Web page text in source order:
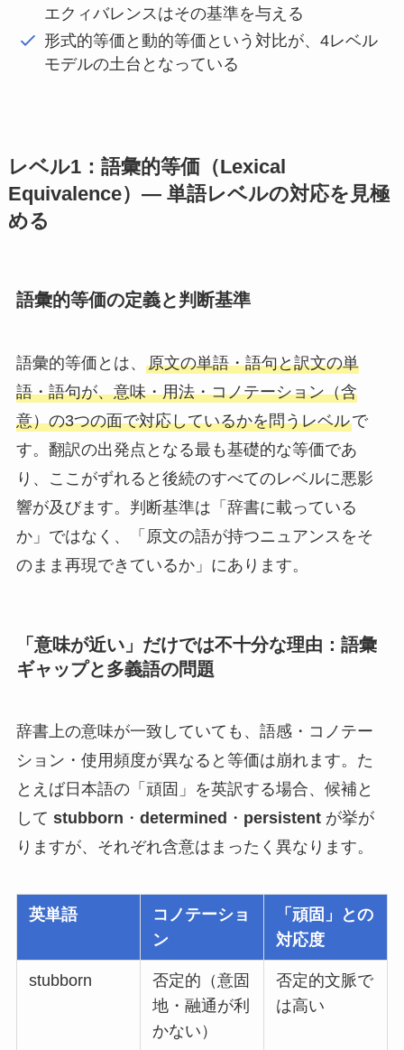
エクィバレンスはその基準を与える
形式的等価と動的等価という対比が、4レベル
モデルの土台となっている
レベル1：語彙的等価（Lexical
Equivalence）― 単語レベルの対応を見極
める
語彙的等価の定義と判断基準
語彙的等価とは、 原文の単語・語句と訳文の単
語・語句が、意味・用法・コノテーション（含
意）の3つの面で対応しているかを問うレベルで
す。翻訳の出発点となる最も基礎的な等価であ
り、ここがずれると後続のすべてのレベルに悪影
響が及びます。判断基準は「辞書に載っている
か」ではなく、「原文の語が持つニュアンスをそ
のまま再現できているか」にあります。
「意味が近い」だけでは不十分な理由：語彙
ギャップと多義語の問題
辞書上の意味が一致していても、語感・コノテー
ション・使用頻度が異なると等価は崩れます。た
とえば日本語の「頑固」を英訳する場合、候補と
して stubborn ・ determined ・ persistentが挙が
りますが、それぞれ含意はまったく異なります。
英単語
コノテーショ
ン
「頑固」との
対応度
stubborn
否定的（意固
地・融通が利
かない）
否定的文脈で
は高い